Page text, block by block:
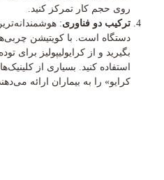
روی حجم کار تمرکز کنید.
ترکیب دو فناوری:
دستگاه است. با کویتیشن
بگیرید و از کرایولیپولیز
استفاده کنید. بسیاری از
کرایو» را به بیماران ارائه